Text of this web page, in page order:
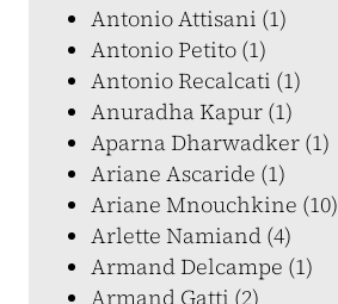
Antonio Attisani (1)
Antonio Petito (1)
Antonio Recalcati (1)
Anuradha Kapur (1)
Aparna Dharwadker (1)
Ariane Ascaride (1)
Ariane Mnouchkine (10)
Arlette Namiand (4)
Armand Delcampe (1)
Armand Gatti (2)